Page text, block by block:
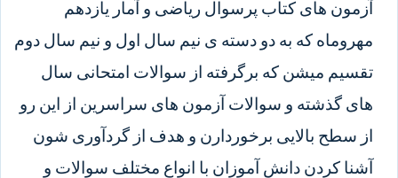
آزمون های کتاب پرسوال ریاضی و آمار یازدهم
مهروماه که به دو دسته ی نیم سال اول و نیم سال دوم
تقسیم میشن که برگرفته از سوالات امتحانی سال
های گذشته و سوالات آزمون های سراسرین از این رو
از سطح بالایی برخوردارن و هدف از گردآوری شون
آشنا کردن دانش آموزان با انواع مختلف سوالات و